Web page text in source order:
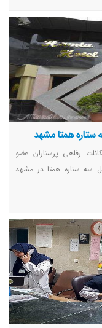
ستاره همتا مشهد
رفاهی پرستاران عضو
سه ستاره همتا در مشهد